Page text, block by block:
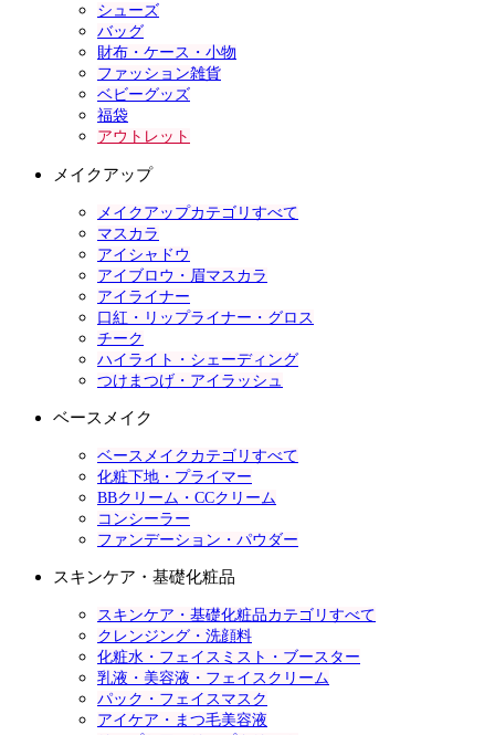
シューズ
バッグ
財布・ケース・小物
ファッション雑貨
ベビーグッズ
福袋
アウトレット
メイクアップ
メイクアップカテゴリすべて
マスカラ
アイシャドウ
アイブロウ・眉マスカラ
アイライナー
口紅・リップライナー・グロス
チーク
ハイライト・シェーディング
つけまつげ・アイラッシュ
ベースメイク
ベースメイクカテゴリすべて
化粧下地・プライマー
BBクリーム・CCクリーム
コンシーラー
ファンデーション・パウダー
スキンケア・基礎化粧品
スキンケア・基礎化粧品カテゴリすべて
クレンジング・洗顔料
化粧水・フェイスミスト・ブースター
乳液・美容液・フェイスクリーム
パック・フェイスマスク
アイケア・まつ毛美容液